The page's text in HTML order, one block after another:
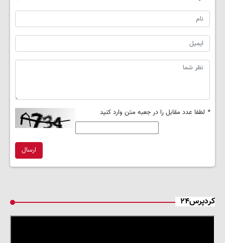
* لطفا عدد مقابل را در جعبه متن وارد کنید
ارسال
کردپرس۲۴